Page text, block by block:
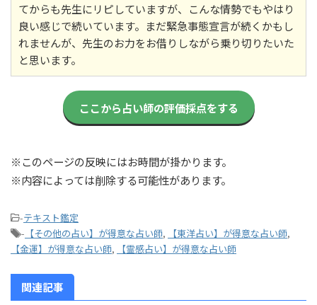
てからも先生にリピしていますが、こんな情勢でもやはり
良い感じで続いています。まだ緊急事態宣言が続くかもし
れませんが、先生のお力をお借りしながら乗り切りたいた
と思います。
ここから占い師の評価採点をする
※このページの反映にはお時間が掛かります。
※内容によっては削除する可能性があります。
-テキスト鑑定
- 【その他の占い】が得意な占い師, 【東洋占い】が得意な占い師,
【金運】が得意な占い師, 【霊感占い】が得意な占い師
関連記事